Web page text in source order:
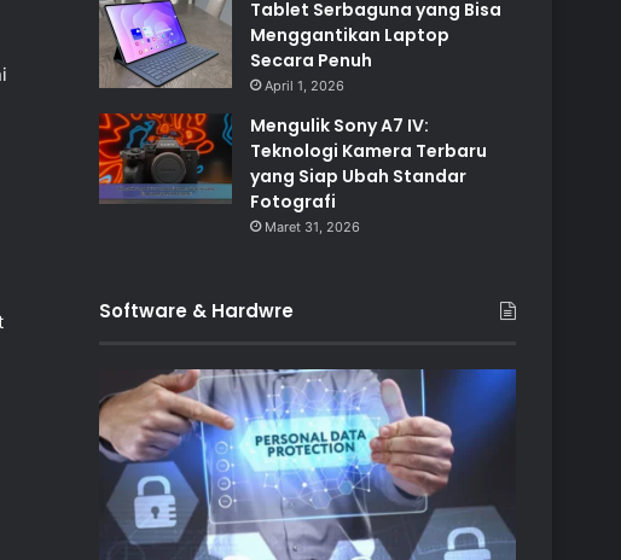
Tablet Serbaguna yang Bisa
Menggantikan Laptop
Secara Penuh
April 1, 2026
Mengulik Sony A7 IV:
Teknologi Kamera Terbaru
yang Siap Ubah Standar
Fotografi
Maret 31, 2026
Software & Hardwre